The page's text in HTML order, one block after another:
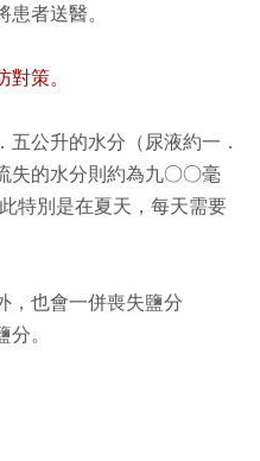
者送醫。
策。
公升的水分（尿液約一．
失的水分則約為九○○毫
特別是在夏天，每天需要
，也會一併喪失鹽分
。